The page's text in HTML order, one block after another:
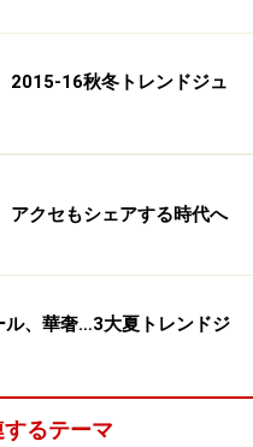
2015-16秋冬トレンドジュ
アクセもシェアする時代へ
ル、華奢…3大夏トレンドジ
るテーマ